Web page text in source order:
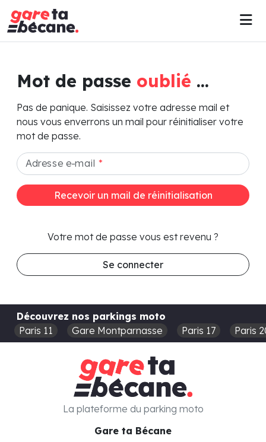
Mot de passe oublié ...
Pas de panique. Saisissez votre adresse mail et
nous vous enverrons un mail pour réinitialiser votre
mot de passe.
Adresse e-mail *
Recevoir un mail de réinitialisation
Votre mot de passe vous est revenu ?
Se connecter
Découvrez nos parkings moto
Paris 11
Gare Montparnasse Paris 17 Paris
Gare ta Bécane
La plateforme du parking moto